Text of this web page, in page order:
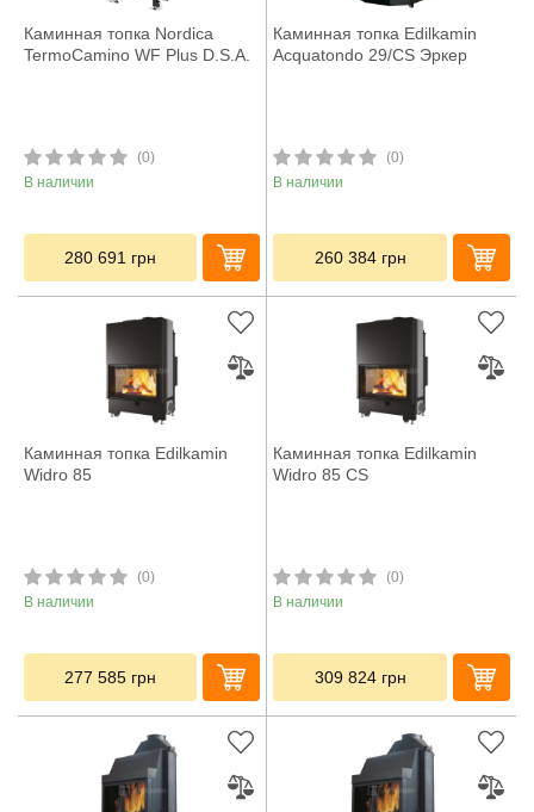
Каминная топка Nordica
TermoCamino WF Plus D.S.A.
(0)
В наличии
280 691 грн
Каминная топка Edilkamin
Acquatondo 29/CS Эркер
(0)
В наличии
260 384 грн
Каминная топка Edilkamin
Widro 85
(0)
В наличии
277 585 грн
Каминная топка Edilkamin
Widro 85 CS
(0)
В наличии
309 824 грн